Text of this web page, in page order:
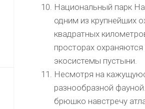
Национальный парк
одним из крупнейших
квадратных
просторах
экосистемы пустыни.
Несмотря на
разнообразной
брюшко навстречу